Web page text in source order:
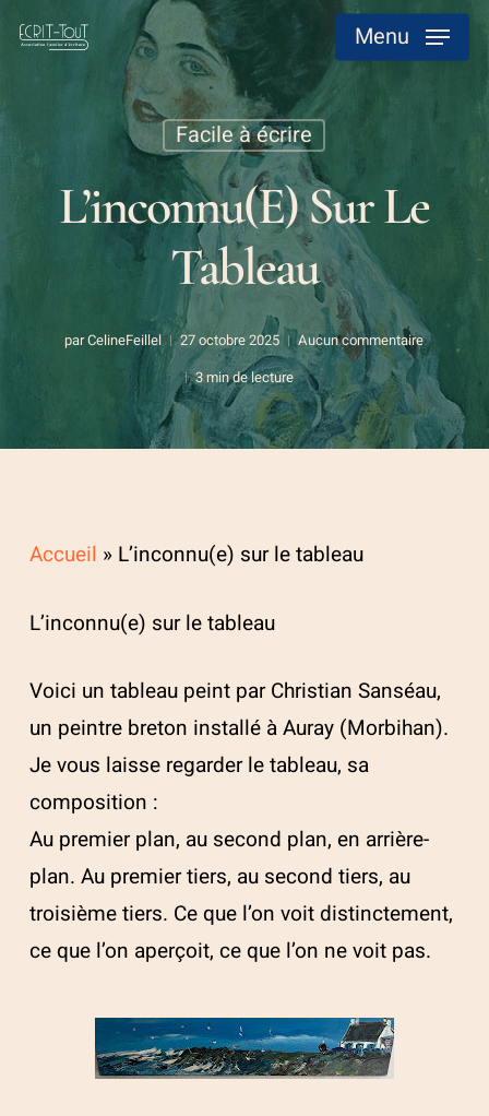
Skip
Menu
Facile à écrire
L’inconnu(e) Sur Le
Tableau
parCelineFeillel 27 octobre 2025
Aucun commentaire
3 min de lecture
Accueil » L’inconnu(e) sur le tableau
L’inconnu(e) sur le tableau
Voici un tableau peint par Christian Sanséau,
un peintre breton installé à Auray (Morbihan).
Je vous laisse regarder le tableau, sa
composition :
Au premier plan, au second plan, en arrière-
plan. Au premier tiers, au second tiers, au
troisième tiers. Ce que l’on voit distinctement,
ce que l’on aperçoit, ce que l’on ne voit pas.